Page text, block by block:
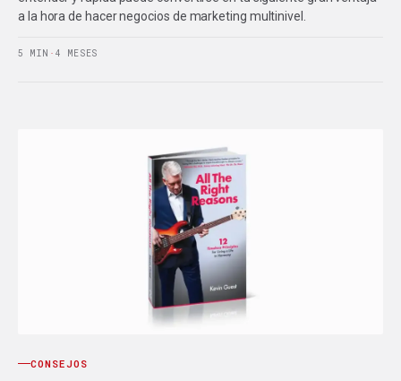
a la hora de hacer negocios de marketing multinivel.
5 MIN · 4 MESES
CONSEJOS